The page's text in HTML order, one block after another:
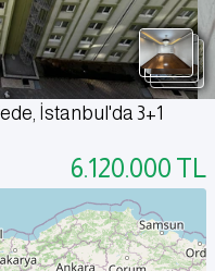
İstanbul'da 3+1
6.120.000 TL